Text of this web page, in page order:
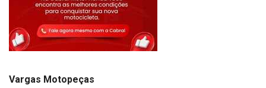
Vargas Motopeças